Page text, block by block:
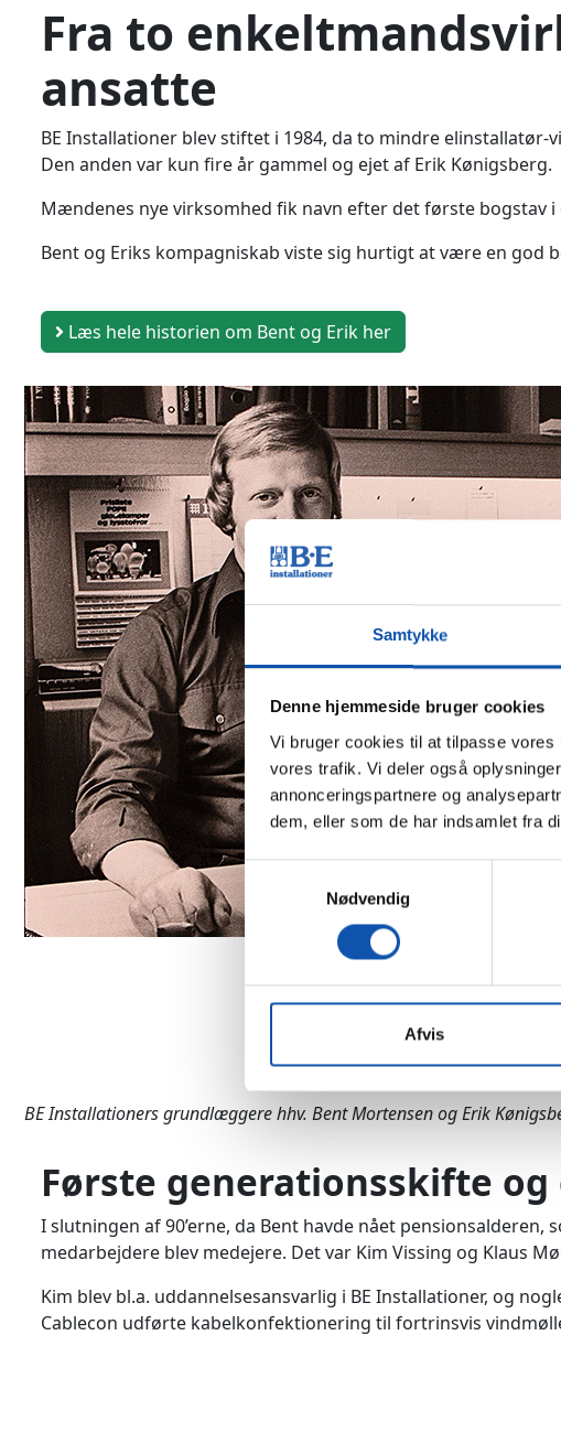
Samtykke
Denne hjemmeside bruger cookies
Vi bruger cookies til at tilpasse
vores trafik. Vi deler også
annonceringspartnere og
dem, eller som de har indsamlet fra
Samtykkevalg
Nødvendig
Afvis
Fra to
ansatte
BE Installationer blev stiftet i 1984, da to mindre
Den anden var kun fire år gammel og ejet af Erik Kønigsberg.
Mændenes nye virksomhed fik navn efter det første bogstav i
Bent og Eriks kompagniskab viste sig hurtigt at være en god
Læs hele historien om Bent og Erik her
BE Installationers grundlæggere hhv. Bent Mortensen og Erik
Første generationsskifte
I slutningen af 90’erne, da Bent havde nået
medarbejdere blev medejere. Det var Kim Vissing og Klaus
Kim blev bl.a. uddannelsesansvarlig i BE Installationer, og
Cablecon udførte kabelkonfektionering til fortrinsvis